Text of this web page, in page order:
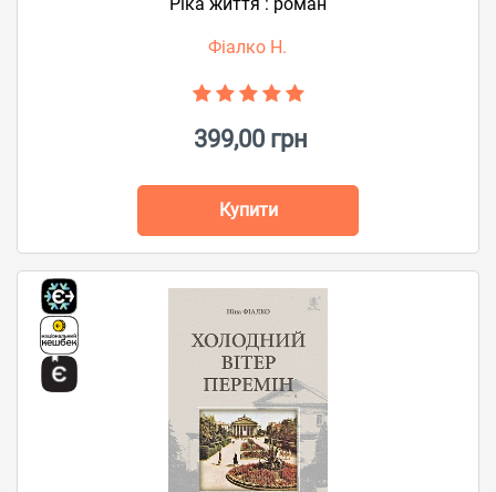
Фіалко Н.
399,00 грн
Купити